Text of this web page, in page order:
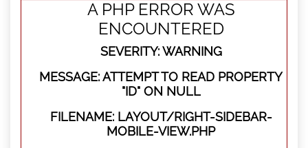
A PHP ERROR WAS
ENCOUNTERED
SEVERITY: WARNING
MESSAGE: ATTEMPT TO READ PROPERTY
"ID" ON NULL
FILENAME: LAYOUT/RIGHT-SIDEBAR-
MOBILE-VIEW.PHP